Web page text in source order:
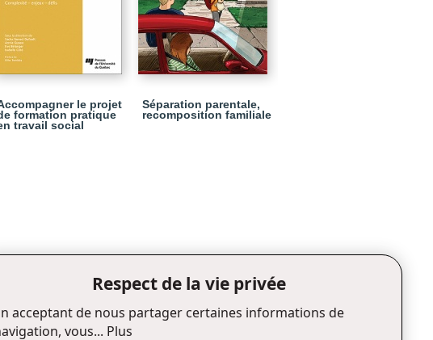
le projet
formation pratique
travail social
Séparation parentale,
recomposition familiale
Respect de la vie privée
acceptant de nous partager certaines informations de
vous... Plus